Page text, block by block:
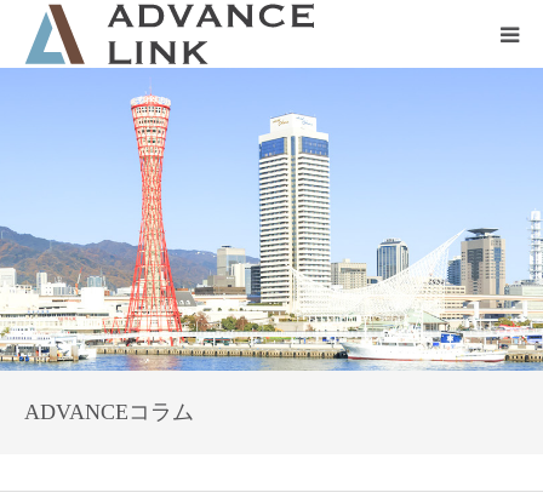
ADVANCEコラム
会社概要
ネット保険
事業保険